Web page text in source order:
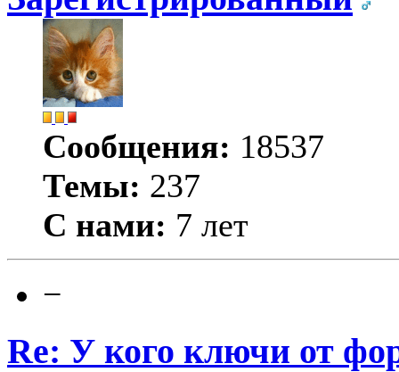
Сообщения: 18537
Темы: 237
С нами: 7 лет
−
Re: У кого ключи от